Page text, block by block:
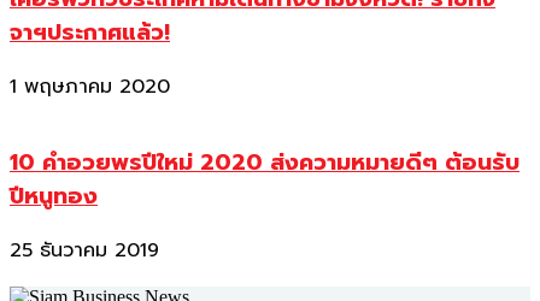
จาฯประกาศแล้ว!
1 พฤษภาคม 2020
10 คำอวยพรปีใหม่ 2020 ส่งความหมายดีๆ ต้อนรับ
ปีหนูทอง
25 ธันวาคม 2019